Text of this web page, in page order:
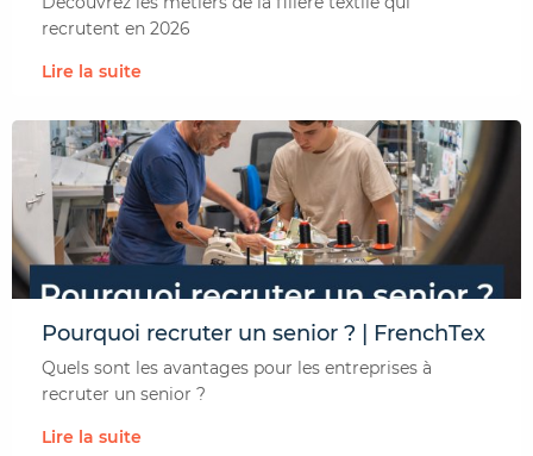
recrutent en 2026
Lire la suite
Pourquoi recruter un senior ? | FrenchTex
Quels sont les avantages pour les entreprises à
recruter un senior ?
Lire la suite